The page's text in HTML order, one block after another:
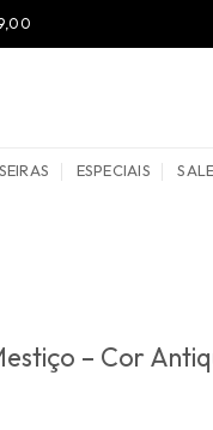
ESPECIAIS SALE
– Cor